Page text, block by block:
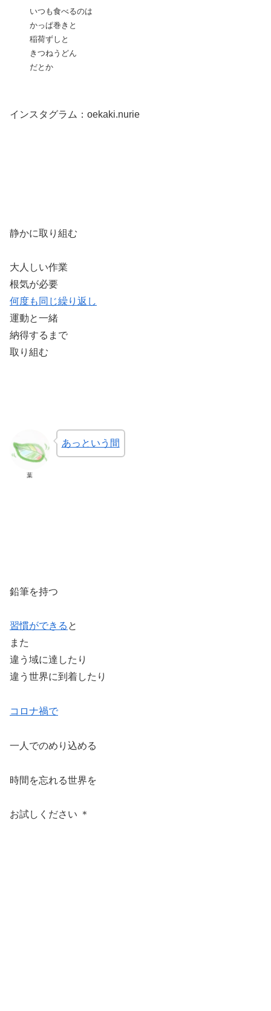
いつも食べるのは
かっぱ巻きと
稲荷ずしと
きつねうどん
だとか
インスタグラム：oekaki.nurie
静かに取り組む
大人しい作業
根気が必要
何度も同じ繰り返し
運動と一緒
納得するまで
取り組む
葉
あっという間
鉛筆を持つ
習慣ができる と
また
違う域に達したり
違う世界に到着したり
コロナ禍で
一人でのめり込める
時間を忘れる世界を
お試しください ＊